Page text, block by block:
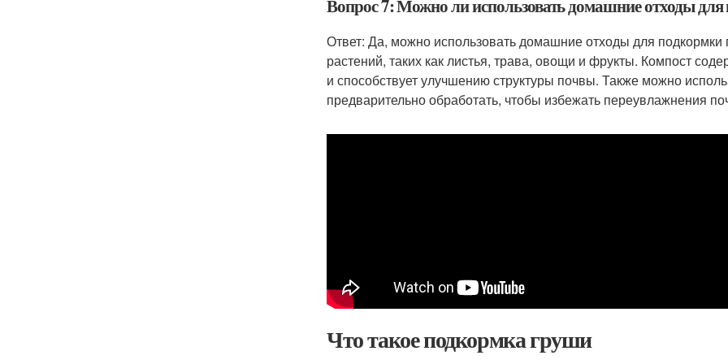
Вопрос 7: Можно ли использовать домашние отходы
Ответ: Да, можно использовать домашние отходы для
растений, таких как листья, трава, овощи и фрукты. Компост
и способствует улучшению структуры почвы. Также можно
предварительно обработать, чтобы избежать переувлажнения
Что такое подкормка груши